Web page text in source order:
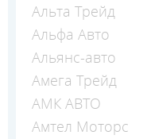
Альта Трейд
Альфа Авто
Альянс-авто
Амега Трейд
АМК АВТО
Амтел Моторс